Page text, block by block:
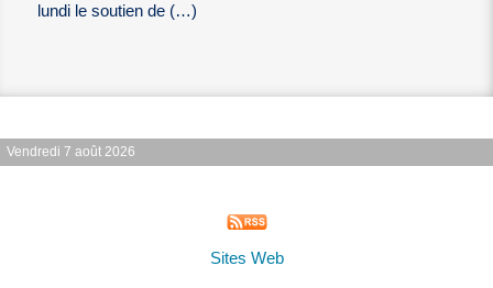
lundi le soutien de (…)
Vendredi 7 août 2026
Sites Web